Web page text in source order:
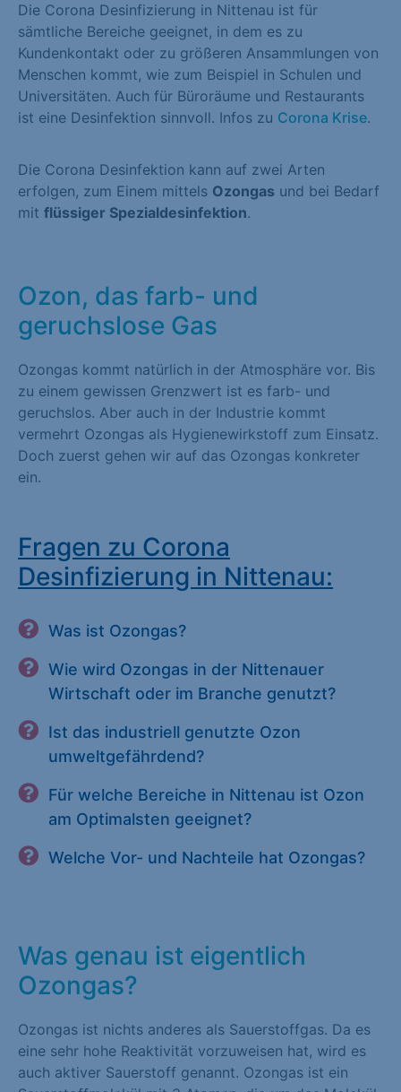
Die Corona Desinfizierung in Nittenau ist für
sämtliche Bereiche geeignet, in dem es zu
Kundenkontakt oder zu größeren Ansammlungen von
Menschen kommt, wie zum Beispiel in Schulen und
Universitäten. Auch für Büroräume und Restaurants
ist eine Desinfektion sinnvoll. Infos zu Corona Krise.
Die Corona Desinfektion kann auf zwei Arten
erfolgen, zum Einem mittels Ozongas und bei Bedarf
mit flüssiger Spezialdesinfektion.
Ozon, das farb- und
geruchslose Gas
Ozongas kommt natürlich in der Atmosphäre vor. Bis
zu einem gewissen Grenzwert ist es farb- und
geruchslos. Aber auch in der Industrie kommt
vermehrt Ozongas als Hygienewirkstoff zum Einsatz.
Doch zuerst gehen wir auf das Ozongas konkreter
ein.
Fragen zu Corona
Desinfizierung in Nittenau:
Was ist Ozongas?
Wie wird Ozongas in der Nittenauer
Wirtschaft oder im Branche genutzt?
Ist das industriell genutzte Ozon
umweltgefährdend?
Für welche Bereiche in Nittenau ist Ozon
am Optimalsten geeignet?
Welche Vor- und Nachteile hat Ozongas?
Was genau ist eigentlich
Ozongas?
Ozongas ist nichts anderes als Sauerstoffgas. Da es
eine sehr hohe Reaktivität vorzuweisen hat, wird es
auch aktiver Sauerstoff genannt. Ozongas ist ein